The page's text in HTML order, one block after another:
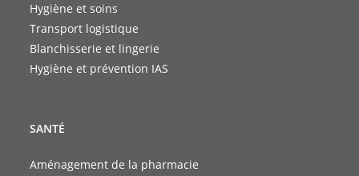
Hygiène et soins
Transport logistique
Blanchisserie et lingerie
Hygiène et prévention IAS
SANTÉ
Aménagement de la pharmacie